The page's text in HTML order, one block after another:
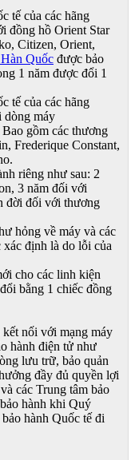
tế của các hãng
đồng hồ Orient Star
Citizen, Orient,
Quốc được bảo
1 năm được đổi 1
tế của các hãng
dòng máy
gồm các thương
Frederique Constant,
riêng như sau: 2
3 năm đối với
đời đối với thương
hỏng về máy và các
định là do lỗi của
cho các linh kiện
bằng 1 chiếc đồng
nối với mạng máy
hành điện tử như
lưu trữ, bảo quản
đầy đủ quyền lợi
các Trung tâm bảo
hành khi Quý
hành Quốc tế đi